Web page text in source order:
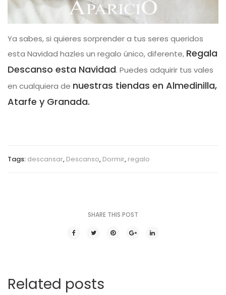
Ya sabes, si quieres sorprender a tus seres queridos
esta Navidad hazles un regalo único, diferente, Regala
Descanso esta Navidad. Puedes adquirir tus vales
en cualquiera de nuestras tiendas en Almedinilla,
Atarfe y Granada.
Tags: descansar, Descanso, Dormir, regalo
SHARE THIS POST
Related posts